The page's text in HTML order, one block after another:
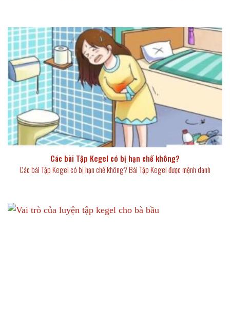
Các bài Tập Kegel có bị hạn chế không?
Các bài Tập Kegel có bị hạn chế không? Bài Tập Kegel được mệnh danh